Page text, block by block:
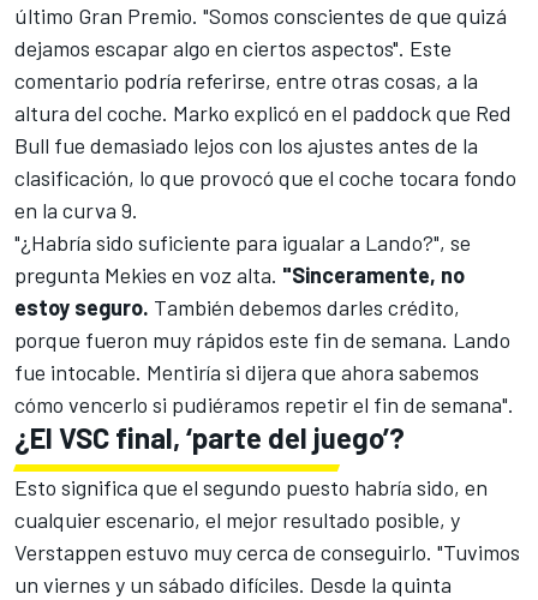
último Gran Premio. "Somos conscientes de que quizá
dejamos escapar algo en ciertos aspectos". Este
comentario podría referirse, entre otras cosas, a la
altura del coche. Marko explicó en el paddock que Red
Bull fue demasiado lejos con los ajustes antes de la
clasificación, lo que provocó que el coche tocara fondo
en la curva 9.
"¿Habría sido suficiente para igualar a Lando?", se
pregunta Mekies en voz alta. "Sinceramente, no
estoy seguro. También debemos darles crédito,
porque fueron muy rápidos este fin de semana. Lando
fue intocable. Mentiría si dijera que ahora sabemos
cómo vencerlo si pudiéramos repetir el fin de semana".
¿El VSC final, ‘parte del juego’?
Esto significa que el segundo puesto habría sido, en
cualquier escenario, el mejor resultado posible, y
Verstappen estuvo muy cerca de conseguirlo. "Tuvimos
un viernes y un sábado difíciles. Desde la quinta